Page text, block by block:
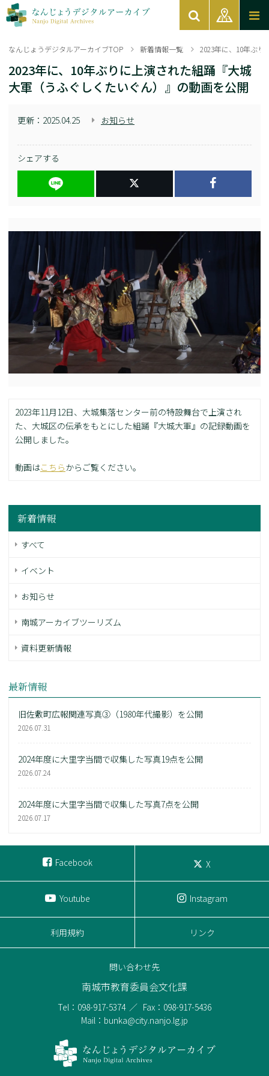
なんじょうデジタルアーカイブTOP 新着情報一覧 2023年に、10年ぶ
2023年に、10年ぶりに上演された組踊『大城
大軍（うふぐしくたいぐん）』の動画を公開
更新： 2025.04.25 お知らせ
シェアする
2023年11月12日、大城集落センター前の特設舞台で上演され
た、大城区の伝承をもとにした組踊『大城大軍』の記録動画を
公開しました。
動画はこちらからご覧ください。
新着情報
すべて
イベント
お知らせ
南城アーカイブツーリズム
資料更新情報
最新情報
旧佐敷町広報関連写真③（1980年代撮影）を公開
2026.07.31
2024年度に大里字当間で収集した写真19点を公開
2026.07.24
2024年度に大里字当間で収集した写真7点を公開
2026.07.17
Facebook X
Youtube Instagram
利用規約 リンク
問い合わせ先
南城市教育委員会文化課
Tel：098-917-5374
Fax：098-917-5436
Mail：bunka@city.nanjo.lg.jp